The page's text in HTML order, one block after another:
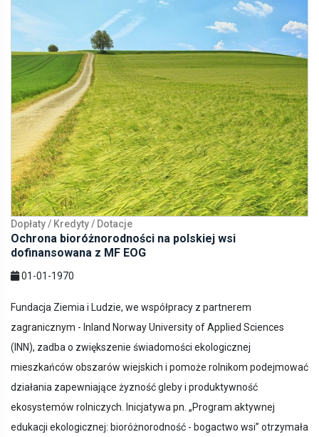
Dopłaty / Kredyty / Dotacje
Ochrona bioróżnorodności na polskiej wsi
dofinansowana z MF EOG
01-01-1970
Fundacja Ziemia i Ludzie, we współpracy z partnerem
zagranicznym - Inland Norway University of Applied Sciences
(INN), zadba o zwiększenie świadomości ekologicznej
mieszkańców obszarów wiejskich i pomoże rolnikom podejmować
działania zapewniające żyzność gleby i produktywność
ekosystemów rolniczych. Inicjatywa pn. „Program aktywnej
edukacji ekologicznej: bioróżnorodność - bogactwo wsi” otrzymała